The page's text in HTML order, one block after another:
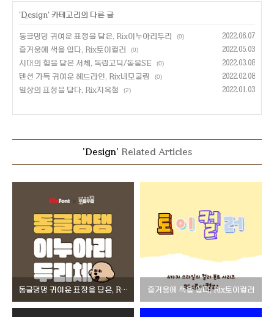
' Design' 카테고리의 다른 글
동글댕댕 귀여운 표정을 담은, Rix이누아리두리 (0) 2022.06.07
즐거움에 색을 입다, Rix토이컬러 (0) 2022.05.03
시대의 힘을 담은 서체, 독립고딕/돋움SE (0) 2022.03.08
텐션 가득 귀여운 헤드라인, Rix네모굴림 (0) 2022.02.08
일상의 표정을 담다, Rix지옥철 (2) 2022.01.03
'Design' Related Articles
동글댕댕 귀여운 표정을 담은, Rix이누아리두리 즐거움에 색을 입다, Rix토이컬러